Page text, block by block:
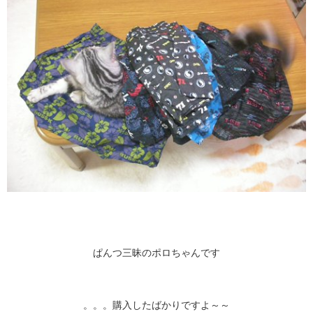
ぱんつ三昧のポロちゃんです
。。。購入したばかりですよ～～